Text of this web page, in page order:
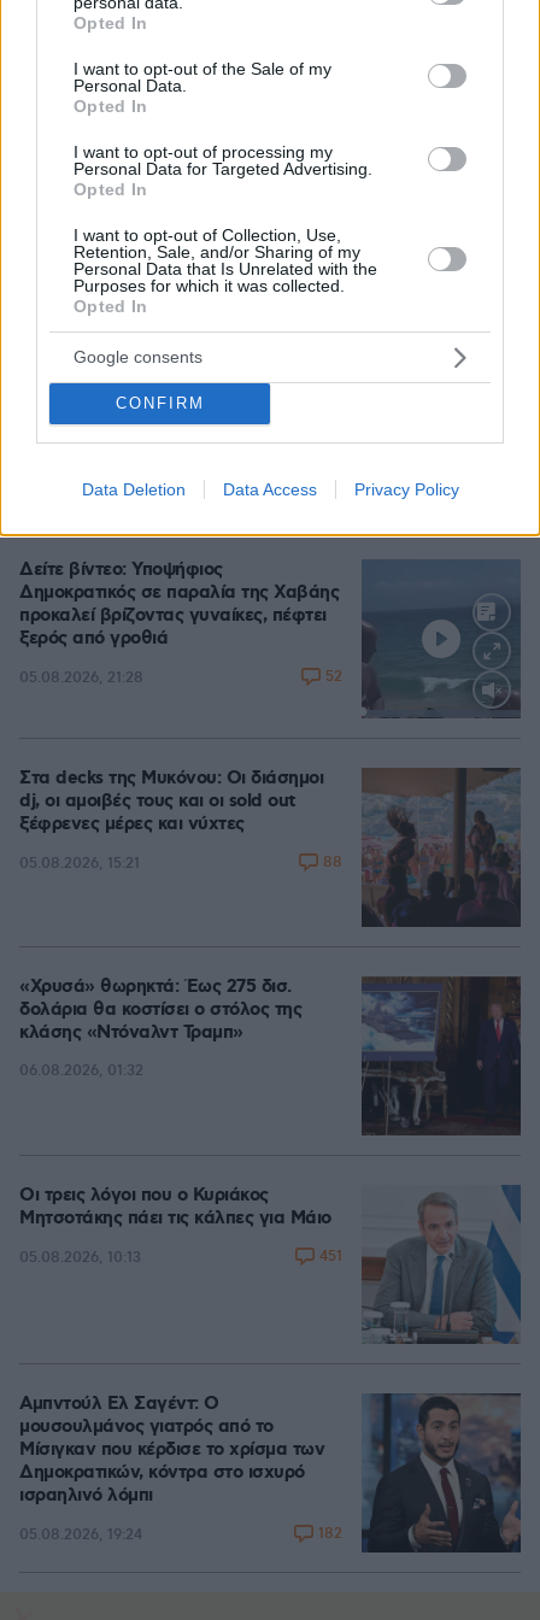
grant or deny consent to Google and its third-party tags to
use your data for below specified purposes in below Google
consent section.
Opted In
I want to opt-out of the Sale of my
Personal Data.
Opted In
I want to opt-out of processing my
Personal Data for Targeted Advertising.
Opted In
I want to opt-out of Collection, Use,
Retention, Sale, and/or Sharing of my
Personal Data that Is Unrelated with the
Purposes for which it was collected.
Opted In
Google consents
CONFIRM
Data Deletion Data Access Privacy Policy
Σερ Ντέμης Χασάμπης: Ποιος είναι ο Έλληνας
νέος «εγκέφαλος» του τμήματος AI της Google
05.08.2026, 21:43
Ζευγάρι Βρετανών με 3 παιδιά
πούλησαν τα πάντα για να
αγοράσουν σπίτι στην Αιγιάλεια,
καταστράφηκε από την πυρκαγιά λίγο
05.08.2026, 19:53
Loaded
Δείτε βίντεο: Υποψήφιος
Δημοκρατικός σε παραλία της Χαβάης
προκαλεί βρίζοντας γυναίκες, πέφτει
ξερός από γροθιά
05.08.2026, 21:28 52
Στα decks της Μυκόνου: Οι διάσημοι
dj, οι αμοιβές τους και οι sold out
ξέφρενες μέρες και νύχτες
05.08.2026, 15:21 88
«Χρυσά» θωρηκτά: Έως 275 δισ.
δολάρια θα κοστίσει ο στόλος της
κλάσης «Ντόναλντ Τραμπ»
06.08.2026, 01:32
Οι τρεις λόγοι που ο Κυριάκος
Μητσοτάκης πάει τις κάλπες για Μάιο
05.08.2026, 10:13 451
Αμπντούλ Ελ Σαγέντ: Ο
μουσουλμάνος γιατρός από το
Μίσιγκαν που κέρδισε το χρίσμα των
Δημοκρατικών, κόντρα στο ισχυρό
ισραηλινό λόμπι
05.08.2026, 19:24 182